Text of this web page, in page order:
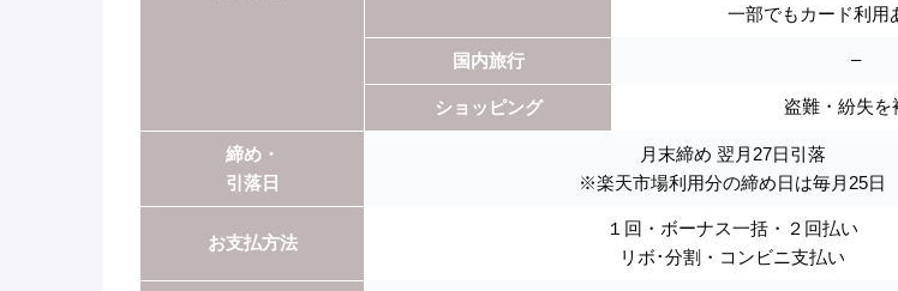
一部でもカード利用
国内旅行 –
ショッピング 盗難・紛失を
締め・
引落日
月末締め 翌月27日引落
※楽天市場利用分の締め日は毎月25日
お支払方法
１回・ボーナス一括・２回払い
リボ･分割・コンビニ支払い